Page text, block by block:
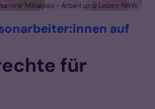
Mihaylov - Arbeit und Leben NRW
auf
für